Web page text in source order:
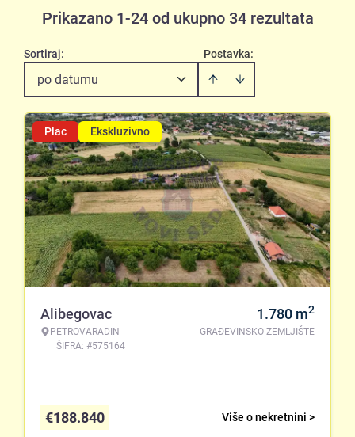
Prikazano 1-24 od ukupno 34 rezultata
Postavka:
Sortiraj:
po datumu
Plac Ekskluzivno
Alibegovac
PETROVARADIN
ŠIFRA: #575164
1.780 m2
GRAĐEVINSKO ZEMLJIŠTE
Više o nekretnini >
€188.840